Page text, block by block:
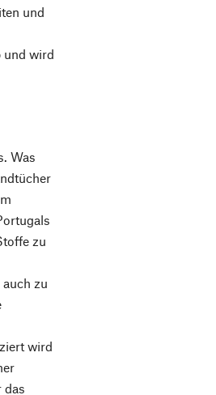
und
und wird
Was
zu
zu
wird
das